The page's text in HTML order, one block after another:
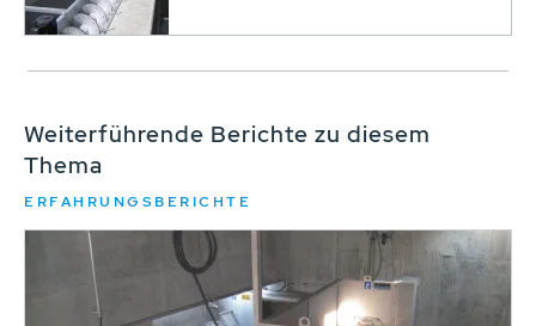
Weiterführende Berichte zu diesem
Thema
ERFAHRUNGSBERICHTE